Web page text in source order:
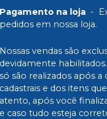
Pagamento na loja -
pedidos em nossa loja.
Nossas vendas são
devidamente
só são realizados após
cadastrais e dos itens
atento, após você
e caso tudo esteja